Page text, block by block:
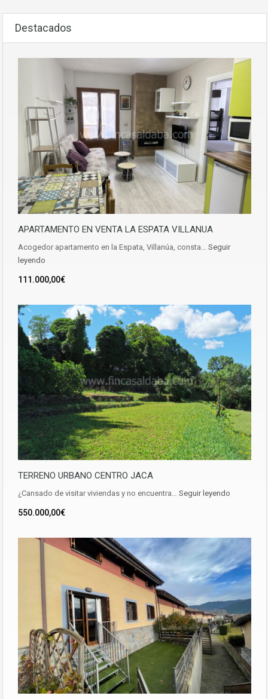
Destacados
APARTAMENTO EN VENTA LA ESPATA VILLANUA
Acogedor apartamento en la Espata, Villanúa, consta… Seguir
leyendo
111.000,00€
TERRENO URBANO CENTRO JACA
¿Cansado de visitar viviendas y no encuentra… Seguir leyendo
550.000,00€